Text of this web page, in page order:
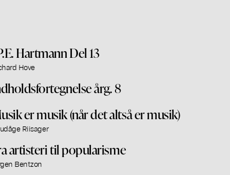
Hartmann Del 13
Hove
årg. 8
er musik (når det altså er musik)
Riisager
artisteri til popularisme
Bentzon